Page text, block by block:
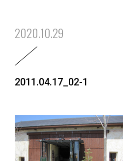
2020.10.29
2011.04.17_02-1